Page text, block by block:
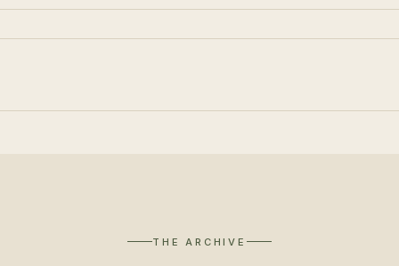
THE ARCHIVE